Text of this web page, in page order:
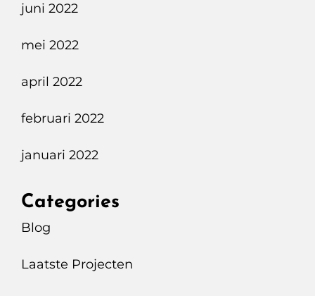
juni 2022
mei 2022
april 2022
februari 2022
januari 2022
Categories
Blog
Laatste Projecten